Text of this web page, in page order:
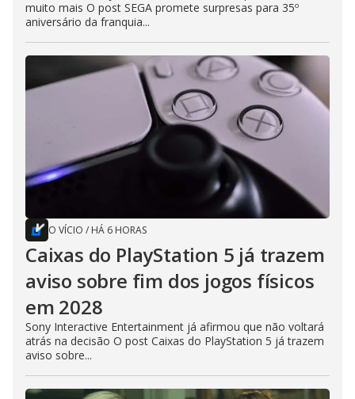
muito mais O post SEGA promete surpresas para 35º
aniversário da franquia...
O VÍCIO / HÁ 6 HORAS
Caixas do PlayStation 5 já trazem
aviso sobre fim dos jogos físicos
em 2028
Sony Interactive Entertainment já afirmou que não voltará
atrás na decisão O post Caixas do PlayStation 5 já trazem
aviso sobre...